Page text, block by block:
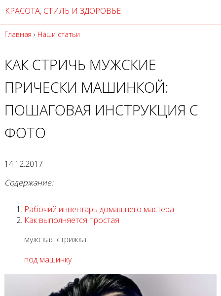
КРАСОТА, СТИЛЬ И ЗДОРОВЬЕ
Главная › Наши статьи
КАК СТРИЧЬ МУЖСКИЕ
ПРИЧЕСКИ МАШИНКОЙ:
ПОШАГОВАЯ ИНСТРУКЦИЯ С
ФОТО
14.12.2017
Содержание:
Рабочий инвентарь домашнего мастера
Как выполняется простая
мужская стрижка
под машинку